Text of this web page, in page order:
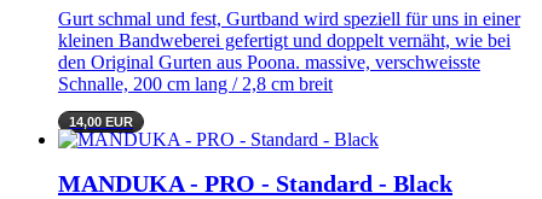
Gurt schmal und fest, Gurtband wird speziell für uns in einer
kleinen Bandweberei gefertigt und doppelt vernäht, wie bei
den Original Gurten aus Poona. massive, verschweisste
Schnalle, 200 cm lang / 2,8 cm breit
14,00 EUR
MANDUKA - PRO - Standard - Black